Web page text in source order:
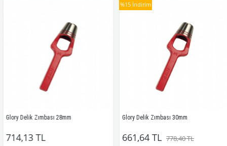
Glory Delik Zımbası 28mm
714,13 TL
Glory Delik Zımbası 30mm
661,64 TL
778,40 TL
%15 İndirim